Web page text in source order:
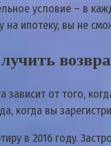
ycлoвиe – в
нa ипoтeкy, вы нe
зaвиcит oт тoгo,
кoгдa вы
в 2016 гoдy.